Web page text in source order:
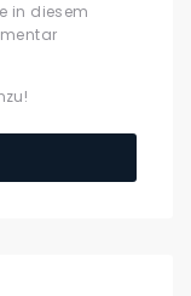
in diesem